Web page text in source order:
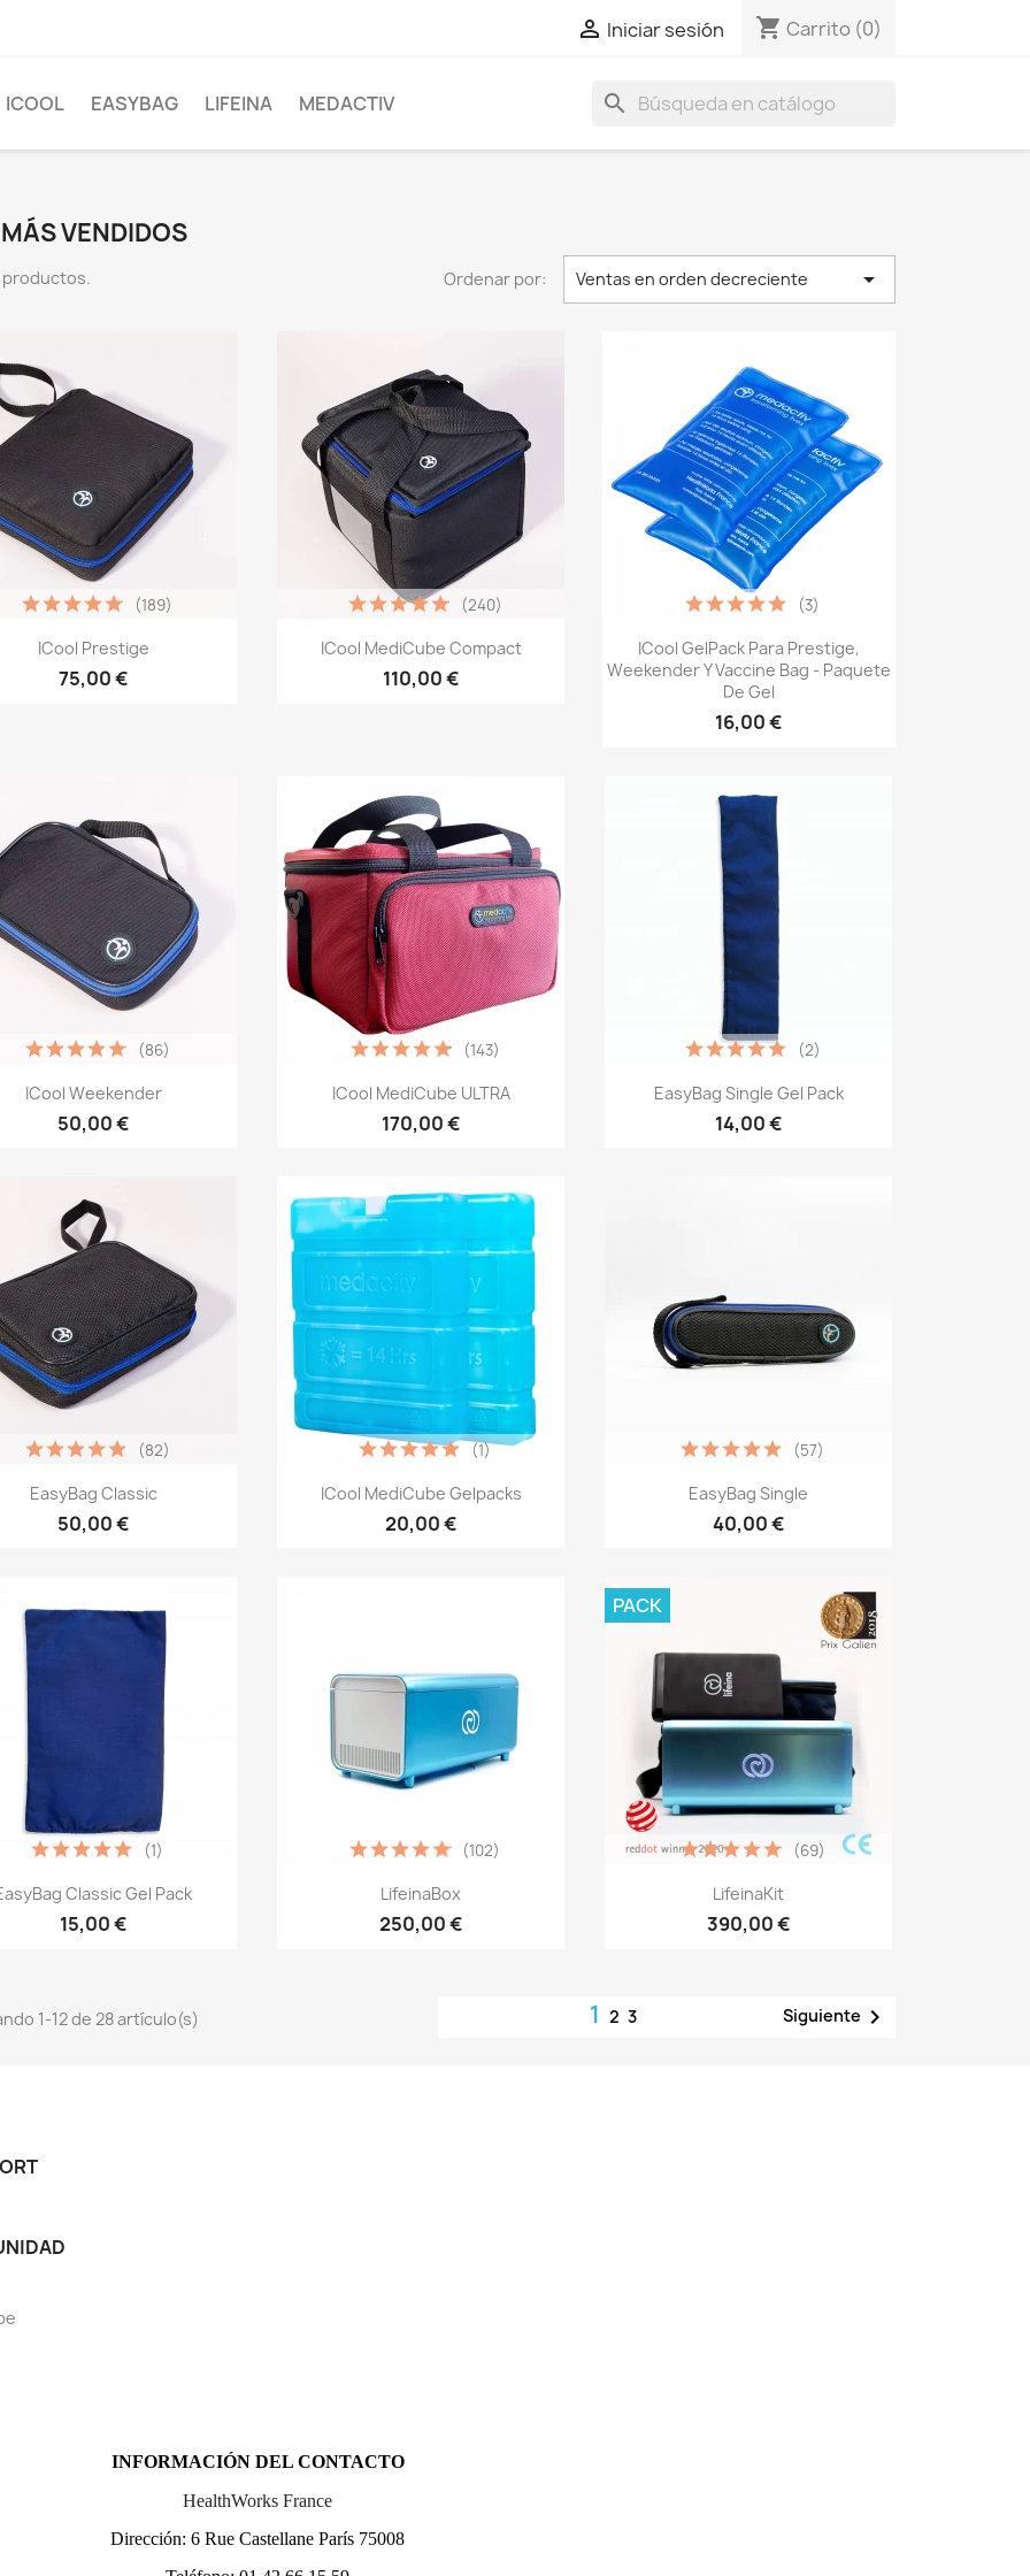
 Iniciar sesión shopping_cart Carrito (0)
ICOOL EASYBAG LIFEINA MEDACTIV search
VENDIDOS
productos. Ordenar por: Ventas en orden decreciente 
Vista rápida
ICool Prestige
75,00 €
(189)
Vista rápida
ICool MediCube Compact
110,00 €
(240)
Vista rápida
ICool GelPack Para Prestige,
Weekender Y Vaccine Bag - Paquete
De Gel
16,00 €
(3)
Vista rápida
ICool Weekender
50,00 €
(86)
Vista rápida
ICool MediCube ULTRA
170,00 €
(143)
Vista rápida
EasyBag Single Gel Pack
14,00 €
(2)
Vista rápida
EasyBag Classic
50,00 €
(82)
Vista rápida
ICool MediCube Gelpacks
20,00 €
(1)
Vista rápida
EasyBag Single
40,00 €
(57)
Vista rápida
Classic Gel Pack
15,00 €
(1)
Vista rápida
LifeinaBox
250,00 €
(102)
Vista rápida
LifeinaKit
390,00 €
(69)
PACK
1-12 de 28 artículo(s) 1 2 3 Siguiente 
INFORMACIÓN DEL CONTACTO
HealthWorks France
Dirección: 6 Rue Castellane París 75008